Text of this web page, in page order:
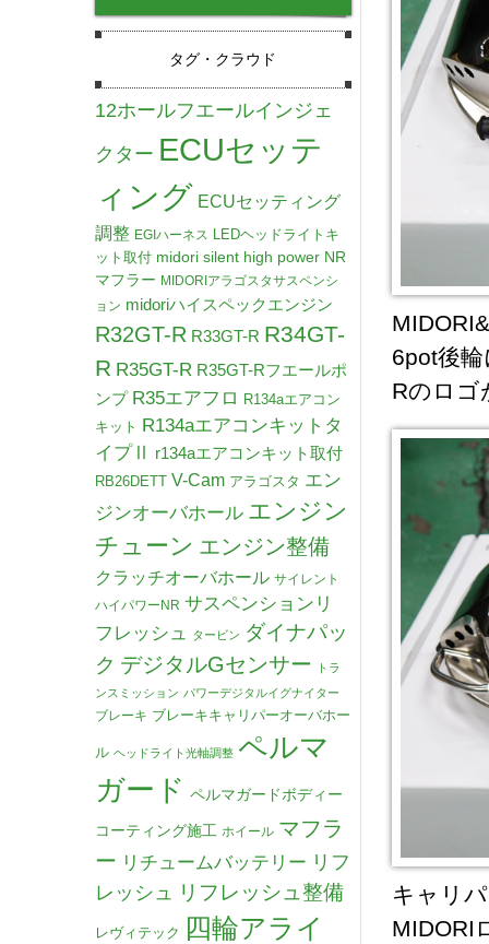
6pot後
Rのロゴ
キャリ
MIDORI
タグ・クラウド
12ホールフエールインジェ
クター ECUセッテ
ィング ECUセッティング
調整 EGIハーネス LEDヘッドライトキ
ット取付 midori silent high power NR
マフラー MIDORIアラゴスタサスペンシ
ョン midoriハイスペックエンジン
R32GT-R R33GT-R R34GT-
R R35GT-R R35GT-Rフエールポ
ンプ R35エアフロ R134aエアコン
キット R134aエアコンキットタ
イプⅡ
r134aエアコンキット取付
RB26DETT V-Cam アラゴスタ エン
ジンオーバホール エンジン
チューン エンジン整備
クラッチオーバホール サイレント
ハイパワーNR サスペンションリ
フレッシュ
タービン ダイナパッ
ク デジタルGセンサー
トラ
ンスミッション パワーデジタルイグナイター
ブレーキ ブレーキキャリパーオーバホー
ル ヘッドライト光軸調整 ペルマ
ガード ペルマガードボディー
コーティング施工 ホイール マフラ
ー リチュームバッテリー リフ
レッシュ
リフレッシュ整備
レヴィテック 四輪アライ